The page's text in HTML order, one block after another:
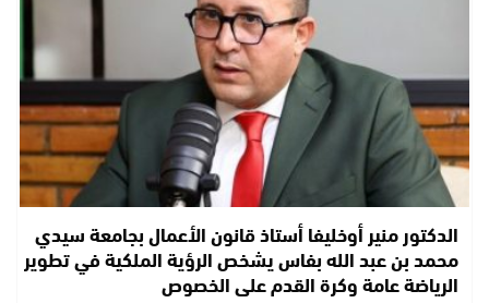
الدكتور منير أوخليفا أستاذ قانون الأعمال بجامعة سيدي
محمد بن عبد الله بفاس يشخص الرؤية الملكية في تطوير
الرياضة عامة وكرة القدم على الخصوص